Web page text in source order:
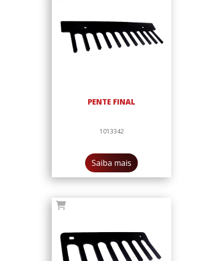
PENTE FINAL
1013342
Saiba mais